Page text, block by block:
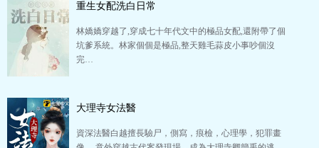
重生女配洗白日常
林嬌嬌穿越了,穿成七十年代文中的極品女配,還附帶了個
坑爹系統。林家個個是極品,整天雞毛蒜皮小事吵個沒
完…
大理寺女法醫
資深法醫白越擅長驗尸，側寫，痕檢，心理學，犯罪畫